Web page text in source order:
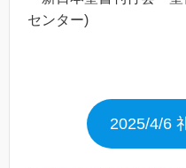
センター)
2025/4/6